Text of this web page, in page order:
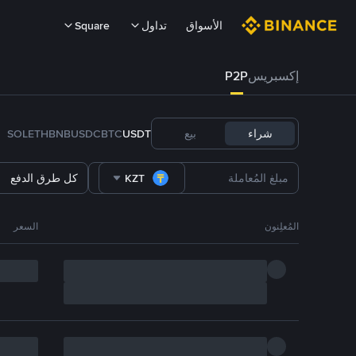
الأسواق تداول Square
إكسبريسP2P
شراء بيع USDT
BTC
USDC
BNB
ETH
SOL
KZT كل طرق الدفع
المُعلِنون السعر